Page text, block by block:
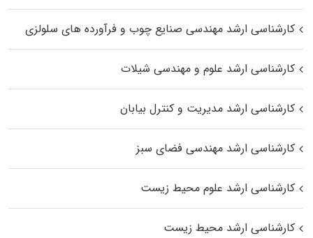
کارشناسی ارشد مهندسی صنایع چوب و فرآورده‌ های سلولزی
کارشناسی ارشد علوم و مهندسی شیلات
کارشناسی ارشد مدیریت و کنترل بیابان
کارشناسی ارشد مهندسی فضای سبز
کارشناسی ارشد علوم محیط‌ زیست
کارشناسی ارشد محیط زیست